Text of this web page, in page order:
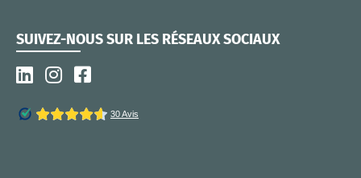
SUIVEZ-NOUS SUR LES RÉSEAUX SOCIAUX